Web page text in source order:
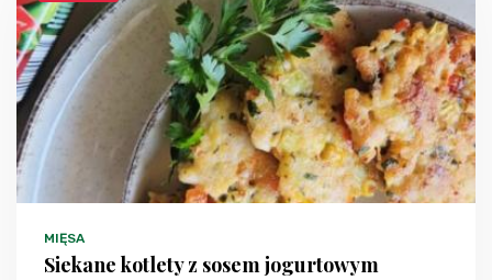
MIĘSA
Siekane kotlety z sosem jogurtowym